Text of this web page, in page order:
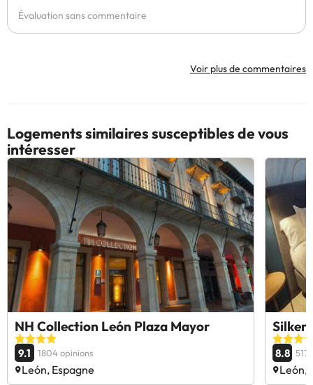
Évaluation sans commentaire
Voir plus de commentaires
Logements similaires susceptibles de vous
intéresser
NH Collection León Plaza Mayor
9.1 1804 opinions
León, Espagne
Silken
8.8
León,